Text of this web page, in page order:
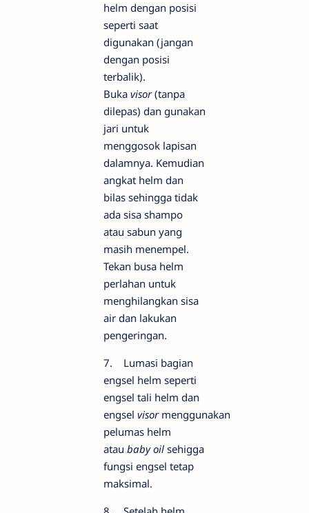
helm dengan posisi
seperti saat
digunakan (jangan
dengan posisi
terbalik).
Buka visor(tanpa
dilepas) dan gunakan
jari untuk
menggosok lapisan
dalamnya. Kemudian
angkat helm dan
bilas sehingga tidak
ada sisa shampo
atau sabun yang
masih menempel.
Tekan busa helm
perlahan untuk
menghilangkan sisa
air dan lakukan
pengeringan.
7. Lumasi bagian
engsel helm seperti
engsel tali helm dan
engsel visormenggunakan
pelumas helm
atau baby oil sehigga
fungsi engsel tetap
maksimal.